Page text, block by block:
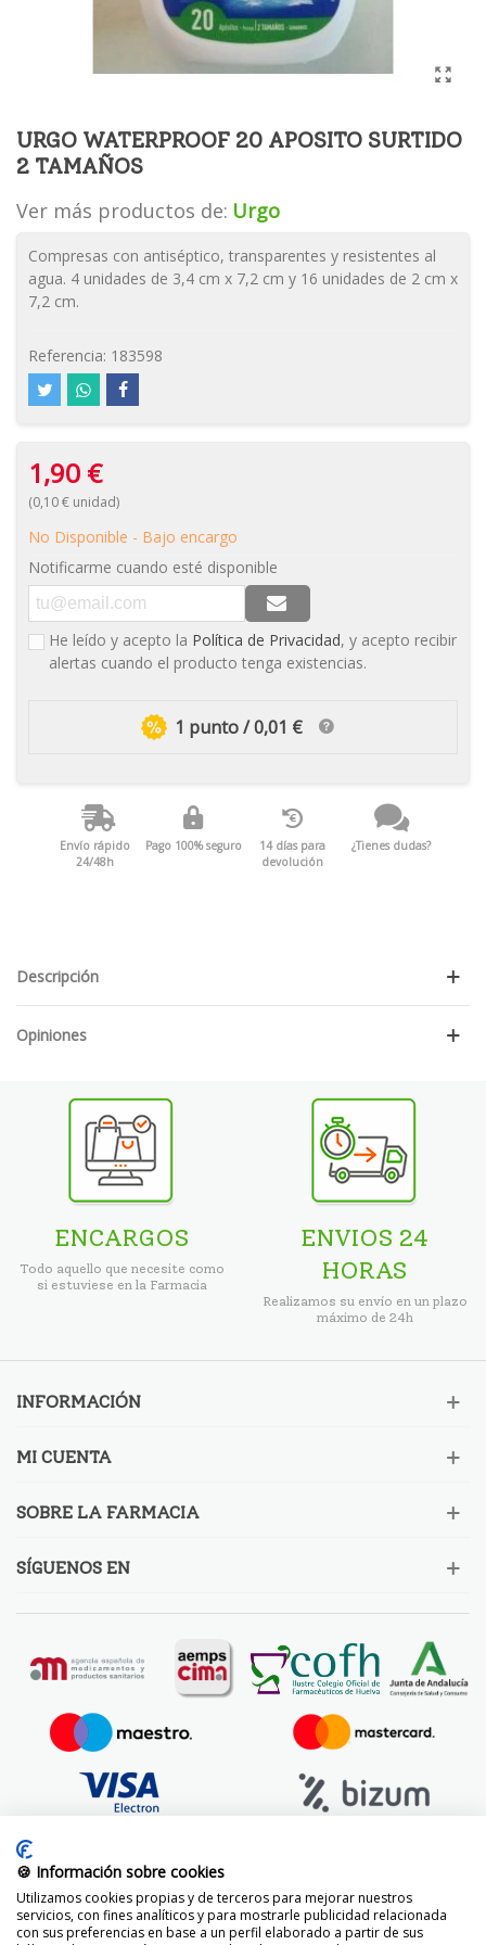
URGO WATERPROOF 20 APOSITO SURTIDO
2 TAMAÑOS
Ver más productos de: Urgo
Compresas con antiséptico, transparentes y resistentes al
agua. 4 unidades de 3,4 cm x 7,2 cm y 16 unidades de 2 cm x
7,2 cm.
Referencia: 183598
1,90 €
(0,10 € unidad)
No Disponible - Bajo encargo
Notificarme cuando esté disponible
He leído y acepto la Política de Privacidad, y acepto recibir
alertas cuando el producto tenga existencias.
1 punto / 0,01 €
Envío rápido
24/48h
Pago 100% seguro
14 días para
devolución
¿Tienes dudas?
Descripción
Opiniones
ENCARGOS
Todo aquello que necesite como
si estuviese en la Farmacia
ENVIOS 24
HORAS
Realizamos su envío en un plazo
máximo de 24h
INFORMACIÓN
MI CUENTA
SOBRE LA FARMACIA
SÍGUENOS EN
🍪 Información sobre cookies
Utilizamos cookies propias y de terceros para mejorar nuestros
servicios, con fines analíticos y para mostrarle publicidad relacionada
con sus preferencias en base a un perfil elaborado a partir de sus